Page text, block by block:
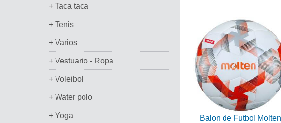
+ Taca taca
+ Tenis
+ Varios
+ Vestuario - Ropa
+ Voleibol
+ Water polo
+ Yoga
Balon de Futbol Molten